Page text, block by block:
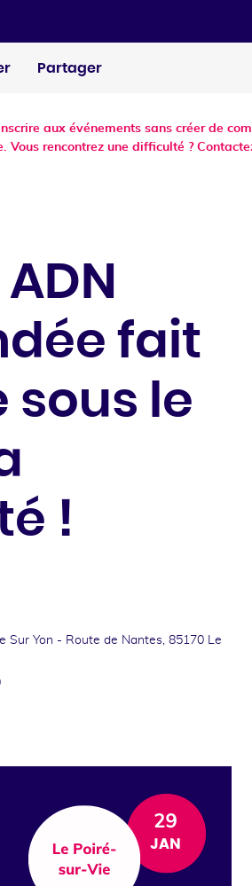
Partager
aux événements sans créer de
Vous rencontrez une difficulté ?
fait
sous le
!
Sur Yon - Route de Nantes, 85170 Le